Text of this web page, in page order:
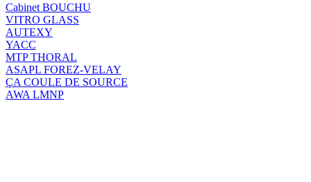
Cabinet BOUCHU
VITRO GLASS
AUTEXY
YACC
MTP THORAL
ASAPL FOREZ-VELAY
ÇA COULE DE SOURCE
AWA LMNP